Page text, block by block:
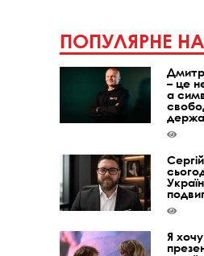
ПОПУЛЯРНЕ
– це
а
Я